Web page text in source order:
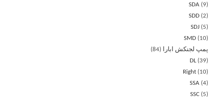
SDA
9
SDD 2
SDJ
5
SMD
10
پمپ لجنکش ابارا
84
DL 39
Right
10
SSA 4
SSC
5